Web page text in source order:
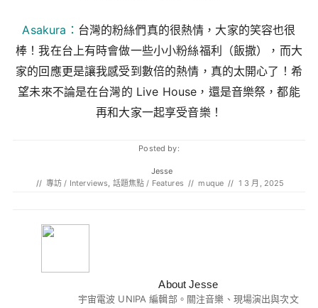
Asakura： 台灣的粉絲們真的很熱情，大家的笑容也很
棒！我在台上有時會做一些小小粉絲福利（飯撒），而大
家的回應更是讓我感受到數倍的熱情，真的太開心了！希
望未來不論是在台灣的 Live House，還是音樂祭，都能
再和大家一起享受音樂！
Posted by:
Jesse
// 專訪 / Interviews 話題焦點 / Features // muque // 1 3 月, 2025
About Jesse
宇宙電波 UNIPA 編輯部。關注音樂、現場演出與次文